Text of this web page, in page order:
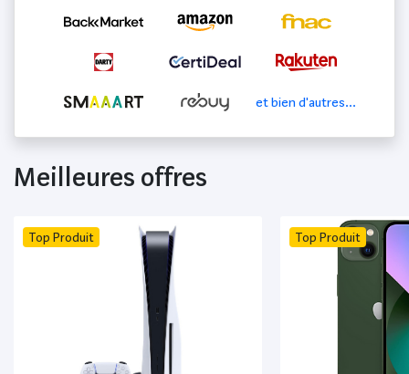
et bien d'autres...
Meilleures offres
Top Produit Top Produit